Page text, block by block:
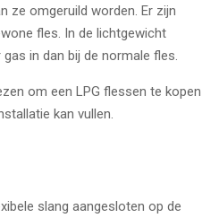
ze omgeruild worden. Er zijn
fles. In de lichtgewicht
in dan bij de normale fles.
om een LPG flessen te kopen
kan vullen.
slang aangesloten op de